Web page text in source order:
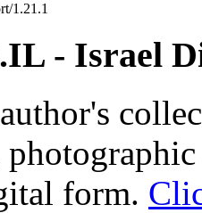
1.21.1
- Israel
form.